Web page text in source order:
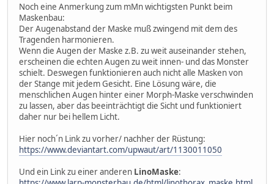
Noch eine Anmerkung zum mMn wichtigsten Punkt beim
Maskenbau:
Der Augenabstand der Maske muß zwingend mit dem des
Tragenden harmonieren.
Wenn die Augen der Maske z.B. zu weit auseinander stehen,
erscheinen die echten Augen zu weit innen- und das Monster
schielt. Deswegen funktionieren auch nicht alle Masken von
der Stange mit jedem Gesicht. Eine Lösung wäre, die
menschlichen Augen hinter einer Morph-Maske verschwinden
zu lassen, aber das beeinträchtigt die Sicht und funktioniert
daher nur bei hellem Licht.
Hier noch´n Link zu vorher/ nachher der Rüstung:
https://www.deviantart.com/upwaut/art/1130011050
Und ein Link zu einer anderen LinoMaske: